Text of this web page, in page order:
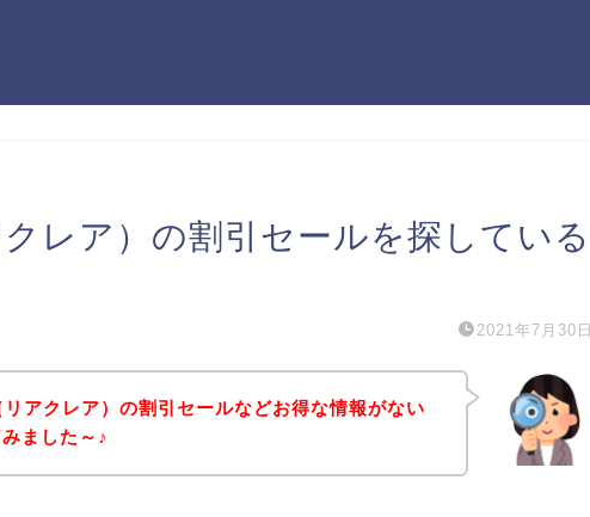
レア）の割引セールを探している
2021年7月30日
アクレア）の割引セールなどお得な情報がない
ました～♪